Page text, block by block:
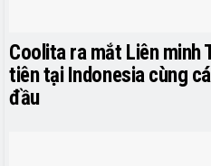
Coolita ra mắt Liên minh
tiên tại Indonesia cùng
đầu